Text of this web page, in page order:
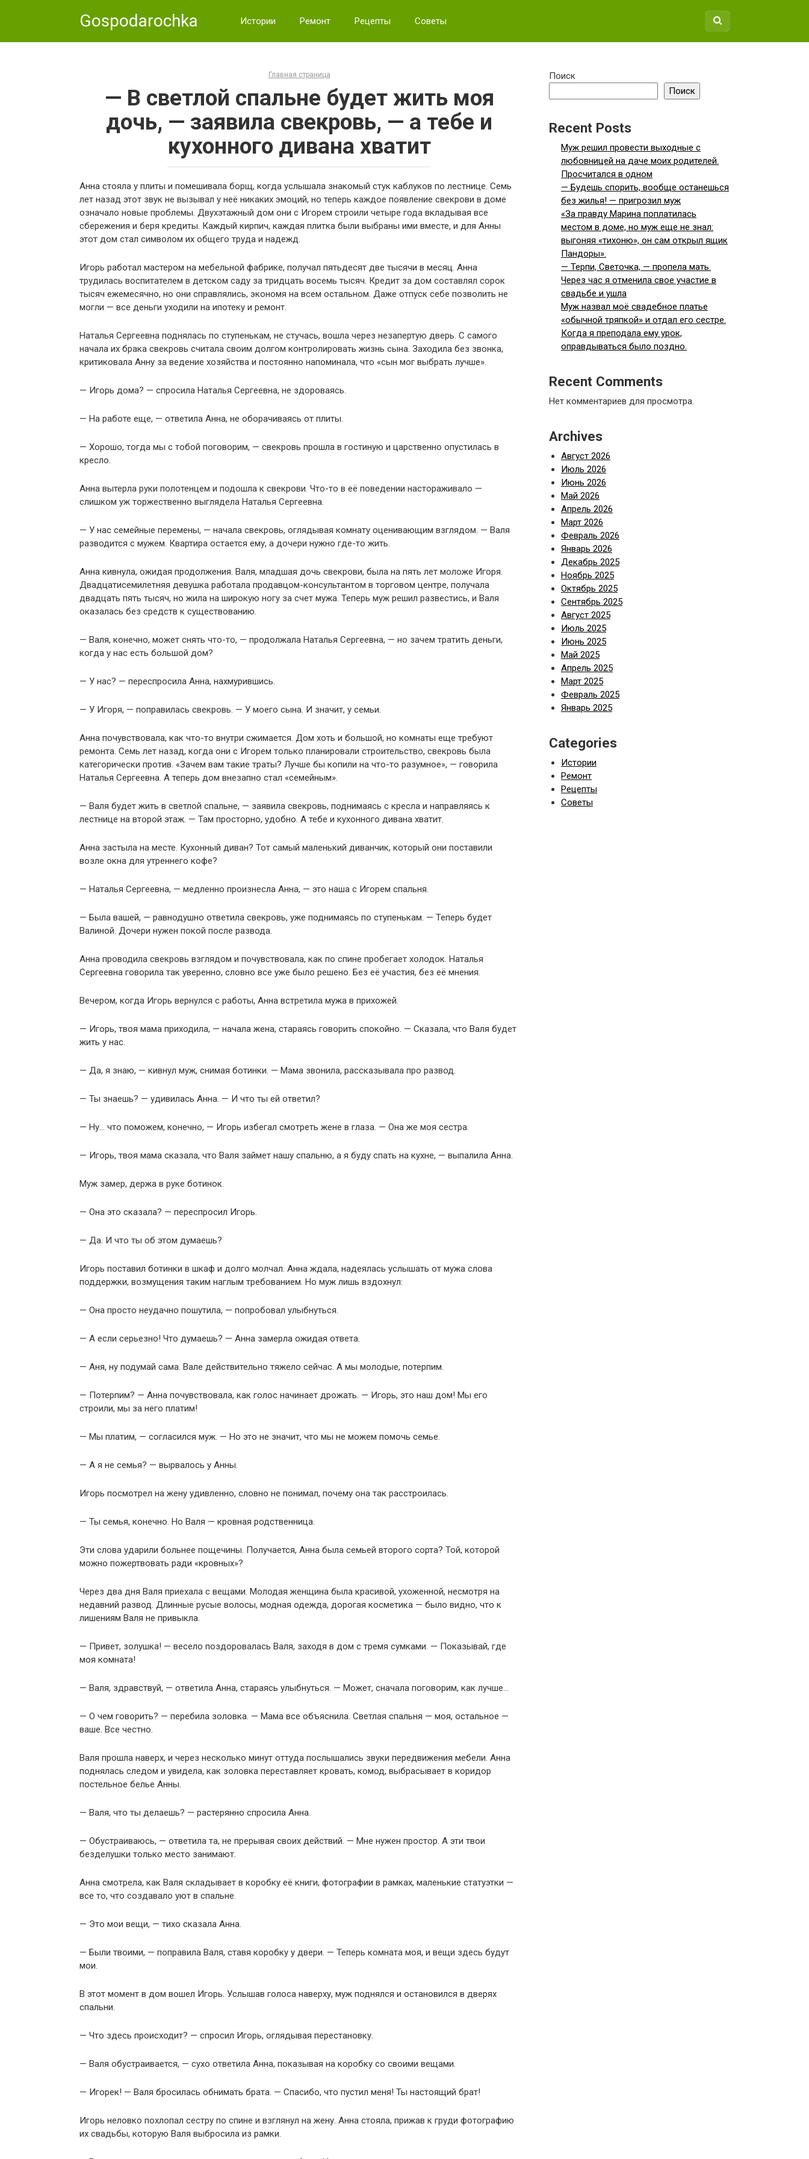
Gospodarochka Истории Ремонт Рецепты Советы
Главная страница
— В светлой спальне будет жить моя
дочь, — заявила свекровь, — а тебе и
кухонного дивана хватит
Анна стояла у плиты и помешивала борщ, когда услышала знакомый стук каблуков по лестнице. Семь
лет назад этот звук не вызывал у неё никаких эмоций, но теперь каждое появление свекрови в доме
означало новые проблемы. Двухэтажный дом они с Игорем строили четыре года вкладывая все
сбережения и беря кредиты. Каждый кирпич, каждая плитка были выбраны ими вместе, и для Анны
этот дом стал символом их общего труда и надежд.
Игорь работал мастером на мебельной фабрике, получал пятьдесят две тысячи в месяц. Анна
трудилась воспитателем в детском саду за тридцать восемь тысяч. Кредит за дом составлял сорок
тысяч ежемесячно, но они справлялись, экономя на всем остальном. Даже отпуск себе позволить не
могли — все деньги уходили на ипотеку и ремонт.
Наталья Сергеевна поднялась по ступенькам, не стучась, вошла через незапертую дверь. С самого
начала их брака свекровь считала своим долгом контролировать жизнь сына. Заходила без звонка,
критиковала Анну за ведение хозяйства и постоянно напоминала, что «сын мог выбрать лучше».
— Игорь дома? — спросила Наталья Сергеевна, не здороваясь.
— На работе еще, — ответила Анна, не оборачиваясь от плиты.
— Хорошо, тогда мы с тобой поговорим, — свекровь прошла в гостиную и царственно опустилась в
кресло.
Анна вытерла руки полотенцем и подошла к свекрови. Что-то в её поведении настораживало —
слишком уж торжественно выглядела Наталья Сергеевна.
— У нас семейные перемены, — начала свекровь, оглядывая комнату оценивающим взглядом. — Валя
разводится с мужем. Квартира остается ему, а дочери нужно где-то жить.
Анна кивнула, ожидая продолжения. Валя, младшая дочь свекрови, была на пять лет моложе Игоря.
Двадцатисемилетняя девушка работала продавцом-консультантом в торговом центре, получала
двадцать пять тысяч, но жила на широкую ногу за счет мужа. Теперь муж решил развестись, и Валя
оказалась без средств к существованию.
— Валя, конечно, может снять что-то, — продолжала Наталья Сергеевна, — но зачем тратить деньги,
когда у нас есть большой дом?
— У нас? — переспросила Анна, нахмурившись.
— У Игоря, — поправилась свекровь. — У моего сына. И значит, у семьи.
Анна почувствовала, как что-то внутри сжимается. Дом хоть и большой, но комнаты еще требуют
ремонта. Семь лет назад, когда они с Игорем только планировали строительство, свекровь была
категорически против. «Зачем вам такие траты? Лучше бы копили на что-то разумное», — говорила
Наталья Сергеевна. А теперь дом внезапно стал «семейным».
— Валя будет жить в светлой спальне, — заявила свекровь, поднимаясь с кресла и направляясь к
лестнице на второй этаж. — Там просторно, удобно. А тебе и кухонного дивана хватит.
Анна застыла на месте. Кухонный диван? Тот самый маленький диванчик, который они поставили
возле окна для утреннего кофе?
— Наталья Сергеевна, — медленно произнесла Анна, — это наша с Игорем спальня.
— Была вашей, — равнодушно ответила свекровь, уже поднимаясь по ступенькам. — Теперь будет
Валиной. Дочери нужен покой после развода.
Анна проводила свекровь взглядом и почувствовала, как по спине пробегает холодок. Наталья
Сергеевна говорила так уверенно, словно все уже было решено. Без её участия, без её мнения.
Вечером, когда Игорь вернулся с работы, Анна встретила мужа в прихожей.
— Игорь, твоя мама приходила, — начала жена, стараясь говорить спокойно. — Сказала, что Валя будет
жить у нас.
— Да, я знаю, — кивнул муж, снимая ботинки. — Мама звонила, рассказывала про развод.
— Ты знаешь? — удивилась Анна. — И что ты ей ответил?
— Ну… что поможем, конечно, — Игорь избегал смотреть жене в глаза. — Она же моя сестра.
— Игорь, твоя мама сказала, что Валя займет нашу спальню, а я буду спать на кухне, — выпалила Анна.
Муж замер, держа в руке ботинок.
— Она это сказала? — переспросил Игорь.
— Да. И что ты об этом думаешь?
Игорь поставил ботинки в шкаф и долго молчал. Анна ждала, надеялась услышать от мужа слова
поддержки, возмущения таким наглым требованием. Но муж лишь вздохнул:
— Она просто неудачно пошутила, — попробовал улыбнуться.
— А если серьезно! Что думаешь? — Анна замерла ожидая ответа.
— Аня, ну подумай сама. Вале действительно тяжело сейчас. А мы молодые, потерпим.
— Потерпим? — Анна почувствовала, как голос начинает дрожать. — Игорь, это наш дом! Мы его
строили, мы за него платим!
— Мы платим, — согласился муж. — Но это не значит, что мы не можем помочь семье.
— А я не семья? — вырвалось у Анны.
Игорь посмотрел на жену удивленно, словно не понимал, почему она так расстроилась.
— Ты семья, конечно. Но Валя — кровная родственница.
Эти слова ударили больнее пощечины. Получается, Анна была семьей второго сорта? Той, которой
можно пожертвовать ради «кровных»?
Через два дня Валя приехала с вещами. Молодая женщина была красивой, ухоженной, несмотря на
недавний развод. Длинные русые волосы, модная одежда, дорогая косметика — было видно, что к
лишениям Валя не привыкла.
— Привет, золушка! — весело поздоровалась Валя, заходя в дом с тремя сумками. — Показывай, где
моя комната!
— Валя, здравствуй, — ответила Анна, стараясь улыбнуться. — Может, сначала поговорим, как лучше…
— О чем говорить? — перебила золовка. — Мама все объяснила. Светлая спальня — моя, остальное —
ваше. Все честно.
Валя прошла наверх, и через несколько минут оттуда послышались звуки передвижения мебели. Анна
поднялась следом и увидела, как золовка переставляет кровать, комод, выбрасывает в коридор
постельное белье Анны.
— Валя, что ты делаешь? — растерянно спросила Анна.
— Обустраиваюсь, — ответила та, не прерывая своих действий. — Мне нужен простор. А эти твои
безделушки только место занимают.
Анна смотрела, как Валя складывает в коробку её книги, фотографии в рамках, маленькие статуэтки —
все то, что создавало уют в спальне.
— Это мои вещи, — тихо сказала Анна.
— Были твоими, — поправила Валя, ставя коробку у двери. — Теперь комната моя, и вещи здесь будут
мои.
В этот момент в дом вошел Игорь. Услышав голоса наверху, муж поднялся и остановился в дверях
спальни.
— Что здесь происходит? — спросил Игорь, оглядывая перестановку.
— Валя обустраивается, — сухо ответила Анна, показывая на коробку со своими вещами.
— Игорек! — Валя бросилась обнимать брата. — Спасибо, что пустил меня! Ты настоящий брат!
Игорь неловко похлопал сестру по спине и взглянул на жену. Анна стояла, прижав к груди фотографию
их свадьбы, которую Валя выбросила из рамки.
Поиск
Поиск
Recent Posts
Муж решил провести выходные с
любовницей на даче моих родителей.
Просчитался в одном
— Будешь спорить, вообще останешься
без жилья! — пригрозил муж
«За правду Марина поплатилась
местом в доме, но муж еще не знал:
выгоняя «тихоню», он сам открыл ящик
Пандоры».
— Терпи, Светочка, — пропела мать.
Через час я отменила свое участие в
свадьбе и ушла
Муж назвал моё свадебное платье
«обычной тряпкой» и отдал его сестре.
Когда я преподала ему урок,
оправдываться было поздно.
Recent Comments
Нет комментариев для просмотра.
Archives
Август 2026
Июль 2026
Июнь 2026
Май 2026
Апрель 2026
Март 2026
Февраль 2026
Январь 2026
Декабрь 2025
Ноябрь 2025
Октябрь 2025
Сентябрь 2025
Август 2025
Июль 2025
Июнь 2025
Май 2025
Апрель 2025
Март 2025
Февраль 2025
Январь 2025
Categories
Истории
Ремонт
Рецепты
Советы